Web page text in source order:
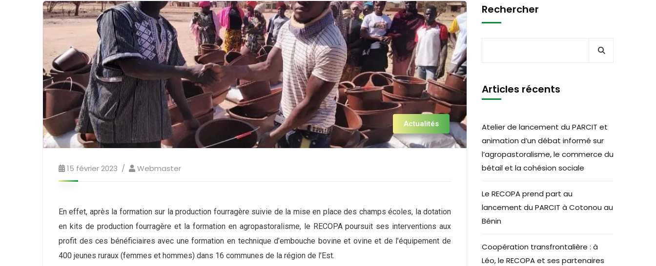
Actualités
15 février 2023 Webmaster
En effet, après la formation sur la production fourragère suivie de la mise en place des champs écoles, la dotation
en kits de production fourragère et la formation en agropastoralisme, le RECOPA poursuit ses interventions aux
profit des ces bénéficiaires avec une formation en technique d’embouche bovine et ovine et de l’équipement de
400 jeunes ruraux (femmes et hommes) dans 16 communes de la région de l’Est.
Rechercher
Articles récents
Atelier de lancement du PARCIT et
animation d’un débat informé sur
l’agropastoralisme, le commerce du
bétail et la cohésion sociale
Le RECOPA prend part au
lancement du PARCIT à Cotonou au
Bénin
Coopération transfrontalière : à
Léo, le RECOPA et ses partenaires